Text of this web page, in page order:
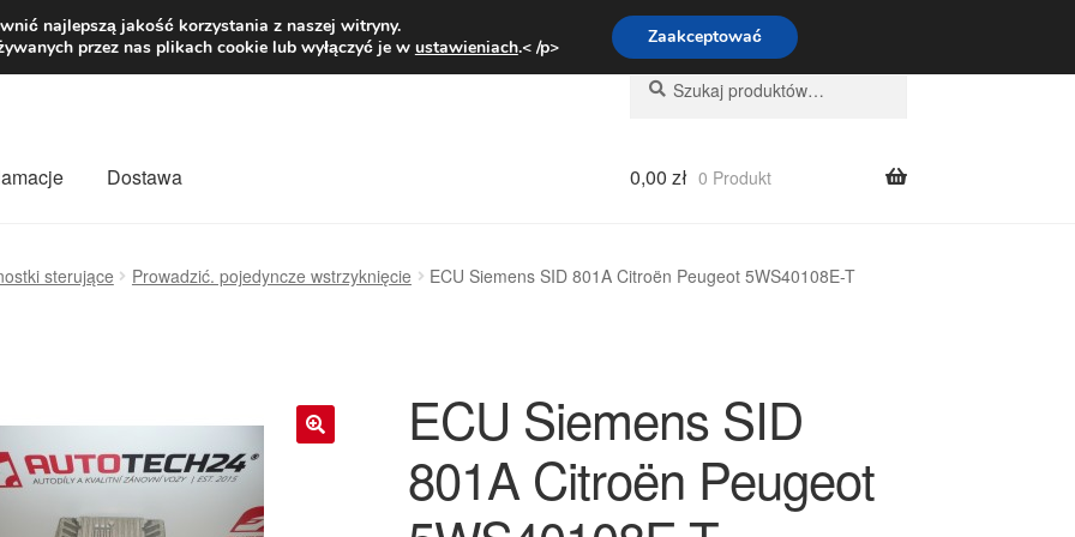
zł Pn.-pt. 9:00-16:00800 003 167
Szukaj:
Szukaj
Dostawa 0,00 zł 0 Produkt
sterujące Prowadzić. pojedyncze wstrzyknięcie ECU Siemens SID 801A Citroën Peugeot 5WS40108E-T
ECU Siemens SID
801A Citroën Peugeot
najlepszą jakość korzystania z naszej witryny.
przez nas plikach cookie lub wyłączyć je w ustawieniach.< /p> Zaakceptować